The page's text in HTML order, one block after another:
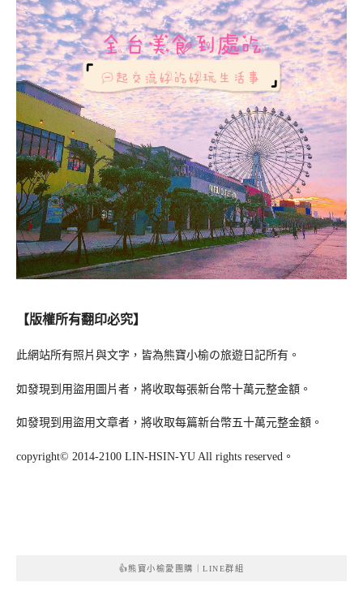
【版權所有翻印必究】
此網站所有照片與文字，皆為熊寶小榆の旅遊日記所有。
如發現到用盜用圖片者，將收取每張新台幣十萬元整金額。
如發現到用盜用文章者，將收取每篇新台幣五十萬元整金額。
copyright© 2014-2100 LIN-HSIN-YU All rights reserved。
👍熊寶小榆愛團購｜LINE群組